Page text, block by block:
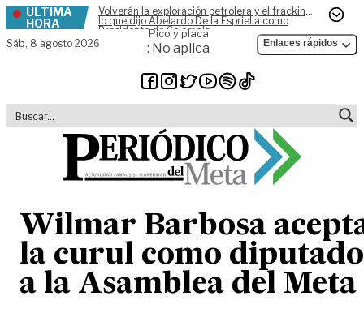
Skip to content
ÚLTIMA
HORA
Volverán la exploración petrolera y el fracking,
lo que dijo Abelardo De la Espriella como
Presidente de Colombia
Sáb, 8 agosto 2026
Pico y placa
: No aplica Enlaces rápidos
Wilmar Barbosa
la curul como diputado
a la Asamblea del Meta